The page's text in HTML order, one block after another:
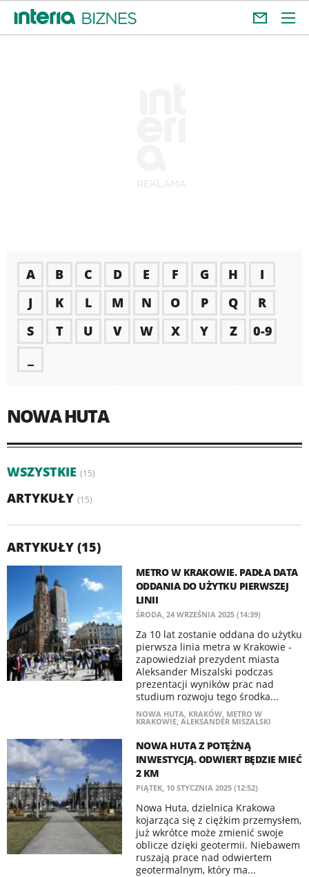
A B C D E F G H
I
J
K L M N O P Q
R
S
T U V W X Y Z
0-9
NOWA HUTA
WSZYSTKIE (15)
ARTYKUŁY (15)
ARTYKUŁY (15)
METRO W KRAKOWIE. PADŁA DATA
ODDANIA DO UŻYTKU PIERWSZEJ
LINII
ŚRODA, 24 WRZEŚNIA 2025 (14:39)
Za 10 lat zostanie oddana do użytku
pierwsza linia metra w Krakowie -
zapowiedział prezydent miasta
Aleksander Miszalski podczas
prezentacji wyników prac nad
studium rozwoju tego środka...
NOWA HUTA, KRAKÓW, METRO W
KRAKOWIE, ALEKSANDER MISZALSKI
NOWA HUTA Z POTĘŻNĄ
INWESTYCJĄ. ODWIERT BĘDZIE MIEĆ
2 KM
PIĄTEK, 10 STYCZNIA 2025 (12:52)
Nowa Huta, dzielnica Krakowa
kojarząca się z ciężkim przemysłem,
już wkrótce może zmienić swoje
oblicze dzięki geotermii. Niebawem
ruszają prace nad odwiertem
geotermalnym, który ma...